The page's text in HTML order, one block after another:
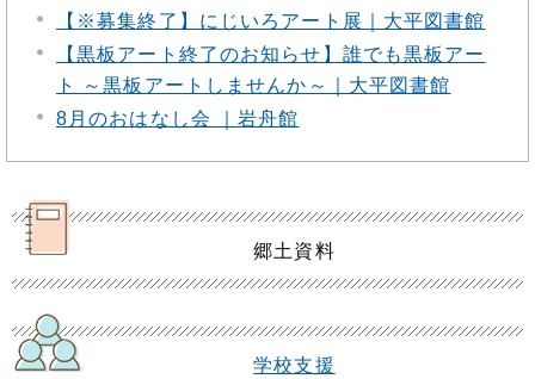
【※募集終了】にじいろアート展｜大平図書館
【黒板アート終了のお知らせ】誰でも黒板アー
ト ～黒板アートしませんか～｜大平図書館
8月のおはなし会 ｜岩舟館
郷土資料
学校支援